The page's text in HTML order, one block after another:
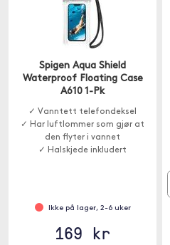
Spigen Aqua Shield
Waterproof Floating Case
A610 1-Pk
✓ Vanntett telefondeksel
✓ Har luftlommer som gjør at
den flyter i vannet
✓ Halskjede inkludert
Ikke på lager, 2-6 uker
169 kr